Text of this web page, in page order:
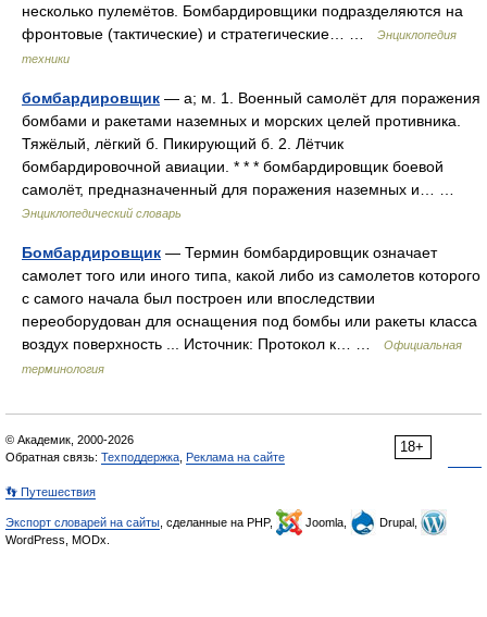
несколько пулемётов. Бомбардировщики подразделяются на
фронтовые (тактические) и стратегические… …
Энциклопедия
техники
бомбардировщик — а; м. 1. Военный самолёт для поражения
бомбами и ракетами наземных и морских целей противника.
Тяжёлый, лёгкий б. Пикирующий б. 2. Лётчик
бомбардировочной авиации. * * * бомбардировщик боевой
самолёт, предназначенный для поражения наземных и… …
Энциклопедический словарь
Бомбардировщик — Термин бомбардировщик означает
самолет того или иного типа, какой либо из самолетов которого
с самого начала был построен или впоследствии
переоборудован для оснащения под бомбы или ракеты класса
воздух поверхность ... Источник: Протокол к… …
Официальная
терминология
18+
© Академик, 2000-2026
Обратная связь: Техподдержка Реклама на сайте
👣 Путешествия
Экспорт словарей на сайты , сделанные на PHP, Joomla,
Drupal,
WordPress, MODx.